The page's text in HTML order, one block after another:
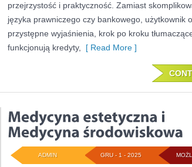
przejrzystość i praktyczność. Zamiast
języka prawniczego czy bankowego, użytkownik
przystępne wyjaśnienia, krok po kroku
funkcjonują kredyty,
[ Read More ]
GRU - 1 - 2025
ADMIN